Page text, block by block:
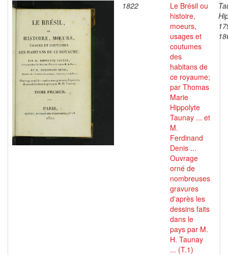
1822
Le Brésil ou
histoire,
moeurs,
usages et
coutumes
des
habitans de
ce royaume;
par Thomas
Marie
Hippolyte
Taunay ... et
M.
Ferdinand
Denis ...
Ouvrage
orné de
nombreuses
gravures
d'après les
dessins faits
dans le
pays par M.
H. Taunay
... (T.1)